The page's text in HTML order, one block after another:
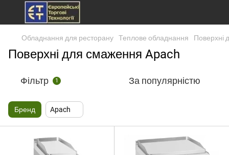
Обладнання для ресторану Теплове обладнання Поверхні
Поверхні для смаження Apach
Фільтр 1 За популярністю
Бренд Apach